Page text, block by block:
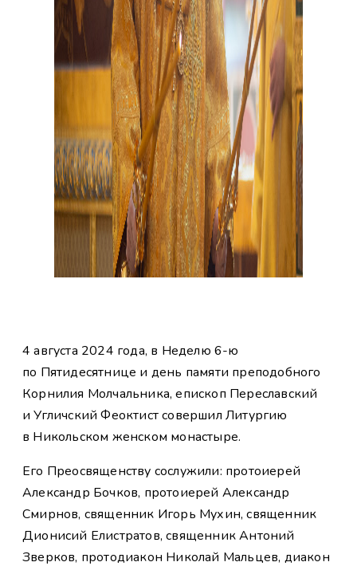
4 августа 2024 года, в Неделю 6-ю
по Пятидесятнице и день памяти преподобного
Корнилия Молчальника, епископ Переславский
и Угличский Феоктист совершил Литургию
в Никольском женском монастыре.
Его Преосвященству сослужили: протоиерей
Александр Бочков, протоиерей Александр
Смирнов, священник Игорь Мухин, священник
Дионисий Елистратов, священник Антоний
Зверков, протодиакон Николай Мальцев, диакон